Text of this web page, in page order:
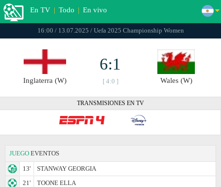
En TV | Todo | En vivo
16:00 / 13.07.2025 / Uefa 2025 Championship Women
Inglaterra (W)
6:1
[ 4:0 ] Wales (W)
TRANSMISIONES EN TV
JUEGO EVENTOS
13'
STANWAY GEORGIA
21'
TOONE ELLA